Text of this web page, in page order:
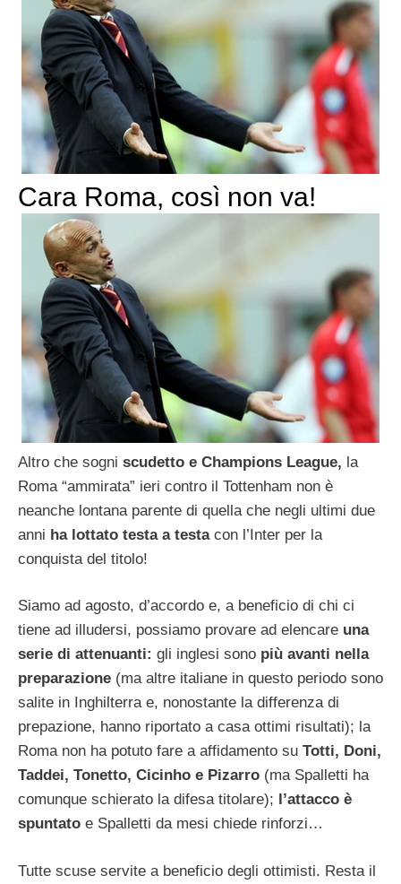
Cara Roma, così non va!
Altro che sogni scudetto e Champions League, la
Roma “ammirata” ieri contro il Tottenham non è
neanche lontana parente di quella che negli ultimi due
anni ha lottato testa a testacon l’Inter per la
conquista del titolo!
Siamo ad agosto, d’accordo e, a beneficio di chi ci
tiene ad illudersi, possiamo provare ad elencare una
serie di attenuanti: gli inglesi sono più avanti nella
preparazione (ma altre italiane in questo periodo sono
salite in Inghilterra e, nonostante la differenza di
prepazione, hanno riportato a casa ottimi risultati); la
Roma non ha potuto fare a affidamento su Totti, Doni,
Taddei, Tonetto, Cicinho e Pizarro (ma Spalletti ha
comunque schierato la difesa titolare);
l’attacco è
spuntato e Spalletti da mesi chiede rinforzi…
Tutte scuse servite a beneficio degli ottimisti. Resta il